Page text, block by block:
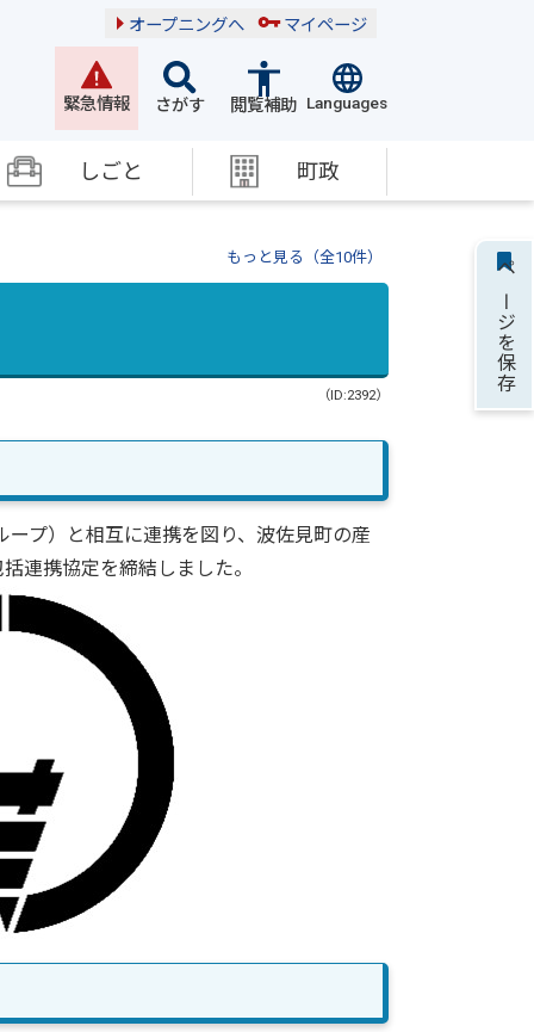
オープニングへ マイページ
緊急情報 さがす 閲覧補助 Languages
しごと 町政
もっと見る（全10件）
（ID:2392）
プ）と相互に連携を図り、波佐見町の産
連携協定を締結しました。
ページを保存